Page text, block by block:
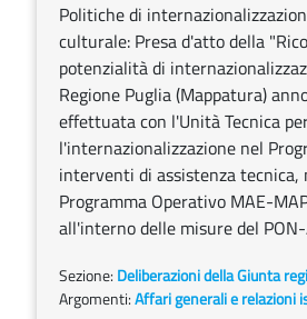
Politiche di
culturale: Presa d'atto della
potenzialità di
Regione Puglia (Mappatura)
effettuata con l'Unità Tecnica
l'internazionalizzazione nel
interventi di assistenza tecnica,
Programma Operativo MAE-
all'interno delle misure del PON-
Sezione: Deliberazioni della Giunta
Argomenti:Affari generali e relazioni